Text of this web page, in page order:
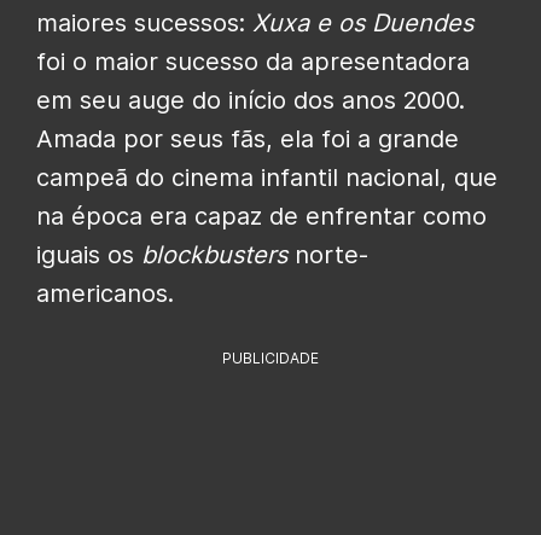
maiores sucessos: Xuxa e os Duendes
foi o maior sucesso da apresentadora
em seu auge do início dos anos 2000.
Amada por seus fãs, ela foi a grande
campeã do cinema infantil nacional, que
na época era capaz de enfrentar como
iguais os blockbustersnorte-
americanos.
PUBLICIDADE